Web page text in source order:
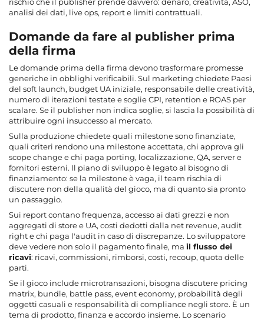
rischio che il publisher prende davvero: denaro, creatività, ASO,
analisi dei dati, live ops, report e limiti contrattuali.
Domande da fare al publisher prima
della firma
Le domande prima della firma devono trasformare promesse
generiche in obblighi verificabili. Sul marketing chiedete Paesi
del soft launch, budget UA iniziale, responsabile delle creatività,
numero di iterazioni testate e soglie CPI, retention e ROAS per
scalare. Se il publisher non indica soglie, si lascia la possibilità di
attribuire ogni insuccesso al mercato.
Sulla produzione chiedete quali milestone sono finanziate,
quali criteri rendono una milestone accettata, chi approva gli
scope change e chi paga porting, localizzazione, QA, server e
fornitori esterni. Il piano di sviluppo è legato al bisogno di
finanziamento: se la milestone è vaga, il team rischia di
discutere non della qualità del gioco, ma di quanto sia pronto
un passaggio.
Sui report contano frequenza, accesso ai dati grezzi e non
aggregati di store e UA, costi dedotti dalla net revenue, audit
right e chi paga l'audit in caso di discrepanze. Lo sviluppatore
deve vedere non solo il pagamento finale, ma il flusso dei
ricavi: ricavi, commissioni, rimborsi, costi, recoup, quota delle
parti.
Se il gioco include microtransazioni, bisogna discutere pricing
matrix, bundle, battle pass, event economy, probabilità degli
oggetti casuali e responsabilità di compliance negli store. È un
tema di prodotto, finanza e accordo insieme. Lo scenario